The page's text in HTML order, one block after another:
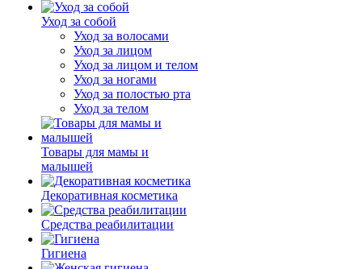
Уход за собой
Уход за волосами
Уход за лицом
Уход за лицом и телом
Уход за ногами
Уход за полостью рта
Уход за телом
Товары для мамы и
малышей
Декоративная косметика
Средства реабилитации
Гигиена